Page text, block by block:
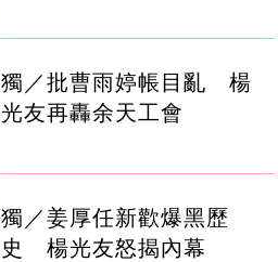
獨／批曹雨婷帳目亂 楊
光友再轟余天工會
獨／姜厚任新歡爆黑歷
史 楊光友怒揭內幕